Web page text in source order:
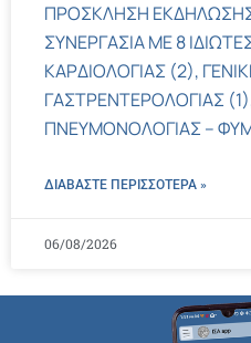
ΠΡΟΣΚΛΗΣΗ
ΣΥΝΕΡΓΑΣΙΑ ΜΕ 8
ΚΑΡΔΙΟΛΟΓΙΑΣ (2),
ΓΑΣΤΡΕΝΤΕΡΟΛΟΓΙΑΣ
ΠΝΕΥΜΟΝΟΛΟΓΙΑΣ –
ΔΙΑΒΑΣΤΕ ΠΕΡΙΣΣΌΤΕΡΑ »
06/08/2026